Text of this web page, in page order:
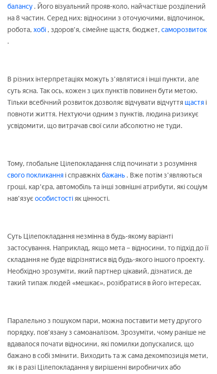
балансу . Його візуальний прояв-коло, найчастіше розділений
на 8 частин. Серед них: відносини з оточуючими, відпочинок,
робота, хобі , здоров'я, сімейне щастя, бюджет, саморозвиток
.
В різних інтерпретаціях можуть з'являтися і інші пункти, але
суть ясна. Так ось, кожен з цих пунктів повинен бути метою.
Тільки всебічний розвиток дозволяє відчувати відчуття щастя і
повноти життя. Нехтуючи одним з пунктів, людина ризикує
усвідомити, що витрачав свої сили абсолютно не туди.
Тому, глобальне Цілепокладання слід починати з розуміння
свого покликання і справжніхбажань . Вже потім з'являються
гроші, кар'єра, автомобіль та інші зовнішні атрибути, які соціум
нав'язує особистостіяк цінності.
Суть Цілепокладання незмінна в будь-якому варіанті
застосування. Наприклад, якщо мета – відносини, то підхід до її
складання не буде відрізнятися від будь-якого іншого проекту.
Необхідно зрозуміти, який партнер цікавий, дізнатися, де
такий типаж людей «мешкає», розібратися в його інтересах.
Паралельно з пошуком пари, можна поставити мету другого
порядку, пов'язану з самоаналізом. Зрозуміти, чому раніше не
вдавалося почати відносини, які помилки допускалися, що
бажано в собі змінити. Виходить та ж сама декомпозиція мети,
як і в разі Цілепокладання у вирішенні виробничих або